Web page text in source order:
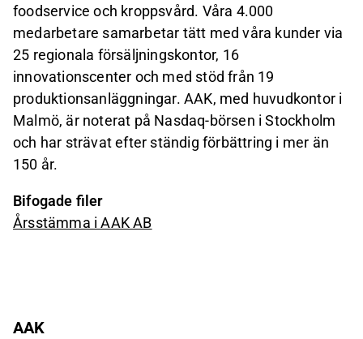
foodservice och kroppsvård. Våra 4.000
medarbetare samarbetar tätt med våra kunder via
25 regionala försäljningskontor, 16
innovationscenter och med stöd från 19
produktionsanläggningar. AAK, med huvudkontor i
Malmö, är noterat på Nasdaq-börsen i Stockholm
och har strävat efter ständig förbättring i mer än
150 år.
Bifogade filer
Årsstämma i AAK AB
AAK